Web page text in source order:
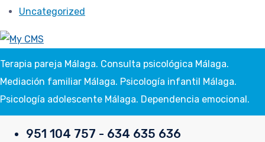
Uncategorized
Terapia pareja Málaga. Consulta psicológica Málaga.
Mediación familiar Málaga. Psicología infantil Málaga.
Psicología adolescente Málaga. Dependencia emocional.
951 104 757 - 634 635 636